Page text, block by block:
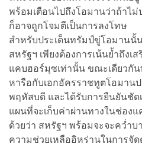
พร้อมเตือนไปถึงโอมานว่าถ้าไ
ก็อาจถูกโจมตีเป็นการลงโทษ
สำหรับประเด็นทรัมป์ขู่โอมานนั้
สหรัฐฯ เพียงต้องการเน้นย้ำถึงเ
แคบฮอร์มุซเท่านั้น ขณะเดียวกัน
หารือกับเอกอัครราชทูตโอมานป
พฤหัสบดี และได้รับการยืนยันชัด
แผนที่จะเก็บค่าผ่านทางในช่องแ
ด้วยว่า สหรัฐฯ พร้อมจะจะคว่ำ
ความช่วยเหลืออิหร่านในการจั